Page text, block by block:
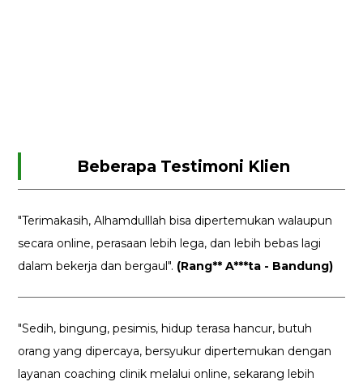
Beberapa Testimoni Klien
"Terimakasih, Alhamdulllah bisa dipertemukan walaupun
secara online, perasaan lebih lega, dan lebih bebas lagi
dalam bekerja dan bergaul". (Rang** A***ta - Bandung)
"Sedih, bingung, pesimis, hidup terasa hancur, butuh
orang yang dipercaya, bersyukur dipertemukan dengan
layanan coaching clinik melalui online, sekarang lebih